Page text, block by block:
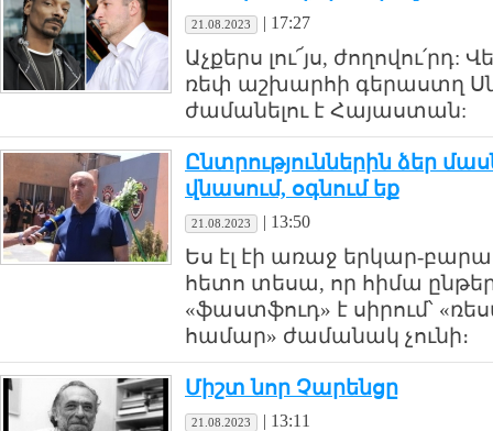
21.08.2023 | 17:27
Աչքերս լու՜յս,
ռեփ աշխարհի գերաստղ
ժամանելու է Հայաստան:
Ընտրություններին ձեր
վնասում, օգնում եք
21.08.2023 | 13:50
Ես էլ էի առաջ երկար-բարակ
հետո տեսա, որ հիմա
«ֆաստֆուդ» է սիրում՝
համար» ժամանակ չունի։
Միշտ նոր Չարենցը
21.08.2023 | 13:11